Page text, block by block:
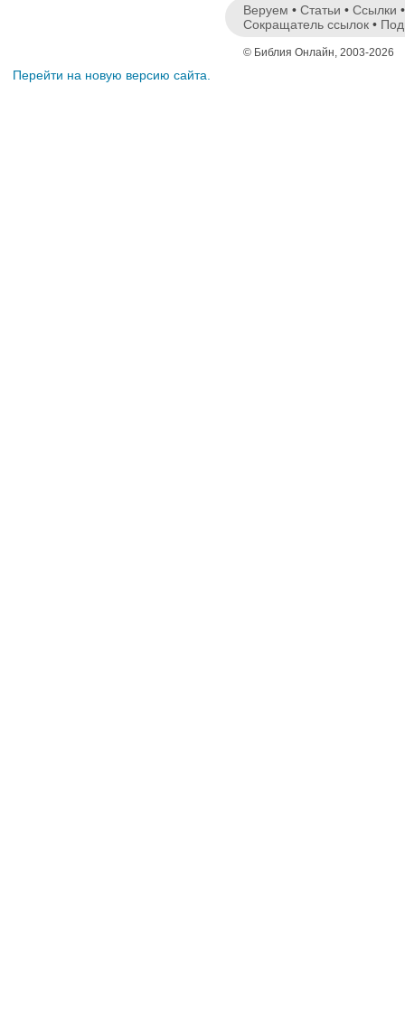
Веруем • Статьи • Ссылки
Сокращатель ссылок •
© Библия Онлайн, 2003-2026
Перейти на новую версию сайта.